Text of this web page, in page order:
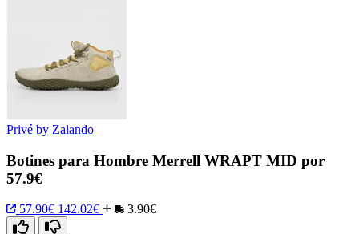
Privé by Zalando
Botines para Hombre Merrell WRAPT MID por
57.9€
57.90€ 142.02€ 3.90€